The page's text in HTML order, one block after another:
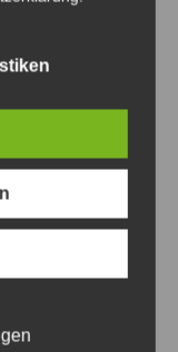
und Regina
der SPD über